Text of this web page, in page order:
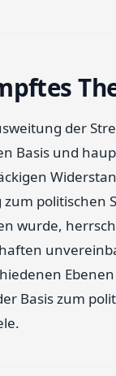
der
Basis und
politischen
wurde,
Basis zum